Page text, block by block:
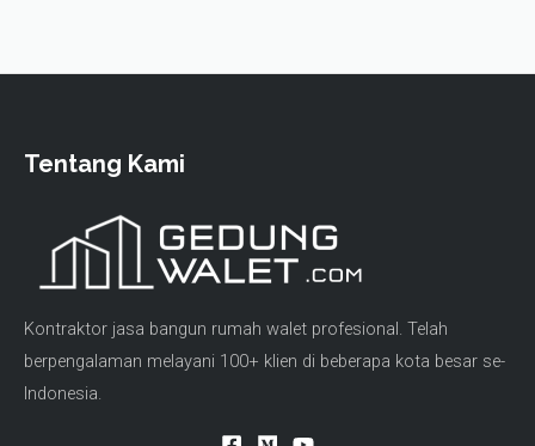
Tentang Kami
Kontraktor jasa bangun rumah walet profesional. Telah
berpengalaman melayani 100+ klien di beberapa kota besar se-
Indonesia.